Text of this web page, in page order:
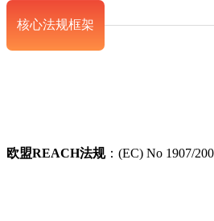
核心法规框架
欧盟REACH法规：(EC) No 1907/